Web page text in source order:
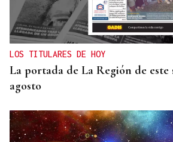
LOS TITULARES DE HOY
La portada de La Región de este
agosto